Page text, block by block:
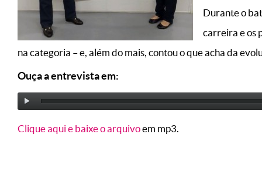
Durante o
carreira e os
na categoria – e, além do mais, contou o que acha da
Ouça a entrevista em:
Clique aqui e baixe o arquivoem mp3.